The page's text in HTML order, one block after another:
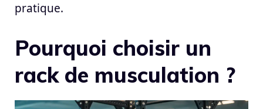
pratique.
Pourquoi choisir un
rack de musculation ?